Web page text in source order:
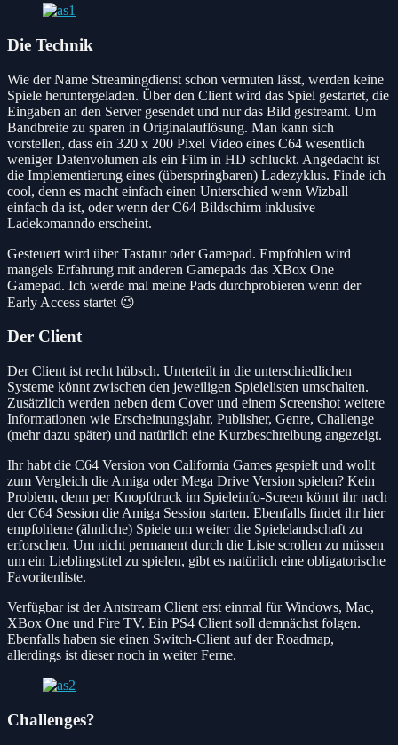
Die Technik
Wie der Name Streamingdienst schon vermuten lässt, werden keine
Spiele heruntergeladen. Über den Client wird das Spiel gestartet, die
Eingaben an den Server gesendet und nur das Bild gestreamt. Um
Bandbreite zu sparen in Originalauflösung. Man kann sich
vorstellen, dass ein 320 x 200 Pixel Video eines C64 wesentlich
weniger Datenvolumen als ein Film in HD schluckt. Angedacht ist
die Implementierung eines (überspringbaren) Ladezyklus. Finde ich
cool, denn es macht einfach einen Unterschied wenn Wizball
einfach da ist, oder wenn der C64 Bildschirm inklusive
Ladekomanndo erscheint.
Gesteuert wird über Tastatur oder Gamepad. Empfohlen wird
mangels Erfahrung mit anderen Gamepads das XBox One
Gamepad. Ich werde mal meine Pads durchprobieren wenn der
Early Access startet 😉
Der Client
Der Client ist recht hübsch. Unterteilt in die unterschiedlichen
Systeme könnt zwischen den jeweiligen Spielelisten umschalten.
Zusätzlich werden neben dem Cover und einem Screenshot weitere
Informationen wie Erscheinungsjahr, Publisher, Genre, Challenge
(mehr dazu später) und natürlich eine Kurzbeschreibung angezeigt.
Ihr habt die C64 Version von California Games gespielt und wollt
zum Vergleich die Amiga oder Mega Drive Version spielen? Kein
Problem, denn per Knopfdruck im Spieleinfo-Screen könnt ihr nach
der C64 Session die Amiga Session starten. Ebenfalls findet ihr hier
empfohlene (ähnliche) Spiele um weiter die Spielelandschaft zu
erforschen. Um nicht permanent durch die Liste scrollen zu müssen
um ein Lieblingstitel zu spielen, gibt es natürlich eine obligatorische
Favoritenliste.
Verfügbar ist der Antstream Client erst einmal für Windows, Mac,
XBox One und Fire TV. Ein PS4 Client soll demnächst folgen.
Ebenfalls haben sie einen Switch-Client auf der Roadmap,
allerdings ist dieser noch in weiter Ferne.
Challenges?